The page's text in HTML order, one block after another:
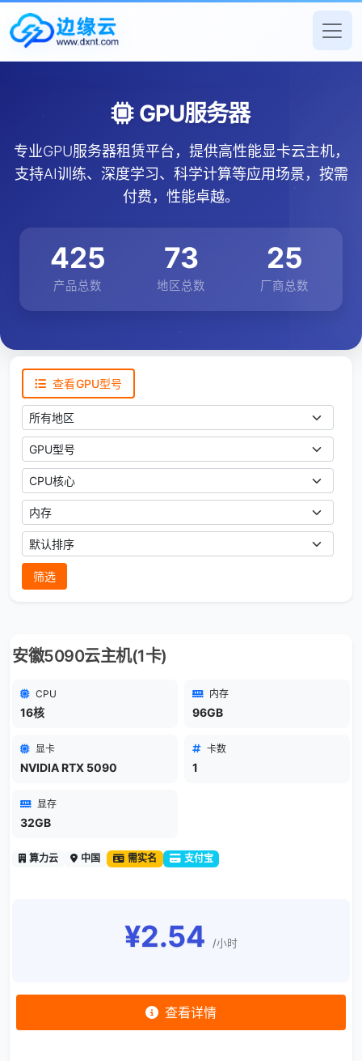
GPU服务器
专业GPU服务器租赁平台，提供高性能显卡云主机，
支持AI训练、深度学习、科学计算等应用场景，按需
付费，性能卓越。
425
产品总数
73
地区总数
25
厂商总数
查看GPU型号
地区
GPU型号
CPU核心
内存大小
排序方式
筛选
安徽5090云主机(1卡)
CPU
16核
内存
96GB
显卡
NVIDIA RTX 5090
卡数
1
显存
32GB
算力云 中国 需实名 支付宝
¥2.54 /小时
查看详情